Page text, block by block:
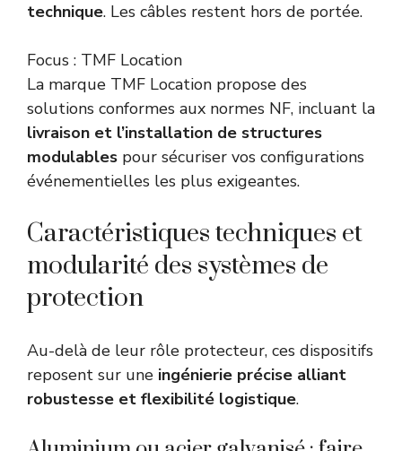
technique. Les câbles restent hors de portée.
Focus : TMF Location
La marque TMF Location propose des
solutions conformes aux normes NF, incluant la
livraison et l’installation de structures
modulables pour sécuriser vos configurations
événementielles les plus exigeantes.
Caractéristiques techniques et
modularité des systèmes de
protection
Au-delà de leur rôle protecteur, ces dispositifs
reposent sur une ingénierie précise alliant
robustesse et flexibilité logistique.